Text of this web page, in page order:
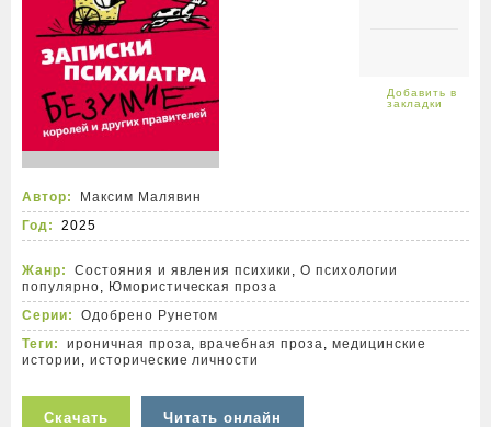
Автор:
Максим Малявин
Год:
2025
Жанр: Состояния и явления психики ,О психологии
популярно, Юмористическая проза
Серии:
Одобрено Рунетом
Теги:
ироничная проза,врачебная проза,медицинские
истории , исторические личности
Скачать Читать онлайн